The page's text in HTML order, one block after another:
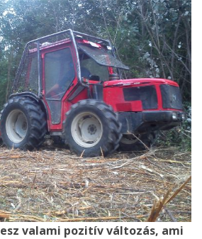
valami pozitív változás, ami